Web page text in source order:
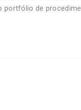
portfólio de